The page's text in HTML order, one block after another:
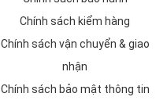
Chính sách kiểm hàng
Chính sách vận chuyển & giao
nhận
Chính sách bảo mật thông tin